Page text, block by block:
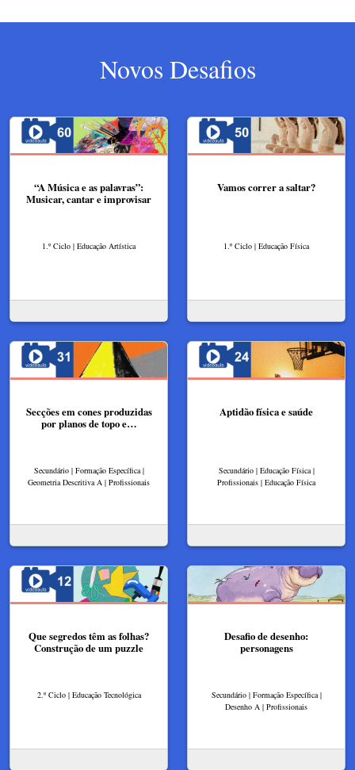
Novos Desafios
“A Música e as palavras”:
Musicar, cantar e improvisar
1.º Ciclo | Educação Artística
Vamos correr a saltar?
1.º Ciclo | Educação Física
Secções em cones produzidas
por planos de topo e…
Secundário | Formação Específica |
Geometria Descritiva A | Profissionais
Aptidão física e saúde
Secundário | Educação Física |
Profissionais | Educação Física
Que segredos têm as folhas?
Construção de um puzzle
2.º Ciclo | Educação Tecnológica
Desafio de desenho:
personagens
Secundário | Formação Específica |
Desenho A | Profissionais